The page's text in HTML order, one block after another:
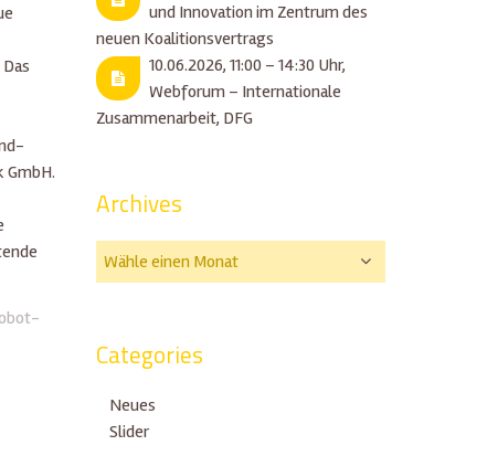
und Innovation im Zentrum des
neuen Koalitionsvertrags
10.06.2026, 11:00 – 14:30 Uhr,
Webforum – Internationale
Zusammenarbeit, DFG
Archives
Categories
Neues
Slider